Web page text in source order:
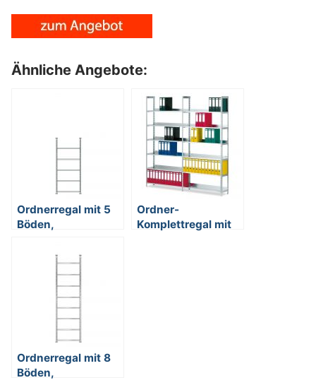
Ähnliche Angebote:
Ordnerregal mit 5
Böden,
Schraubsystem,
750x600x1850
Ordner-
Komplettregal mit
Ordnerregal mit 8
Böden,